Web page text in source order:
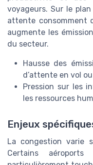
voyageurs. Sur le
attente consomment
augmente les
du secteur.
Hausse des
d’attente en vol
Pression sur les
les ressources
Enjeux
La congestion varie
Certains